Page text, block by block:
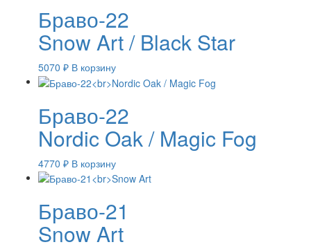
Браво-22
Snow Art / Black Star
5070 ₽ В корзину
Браво-22
Nordic Oak / Magic Fog
4770 ₽ В корзину
Браво-21
Snow Art